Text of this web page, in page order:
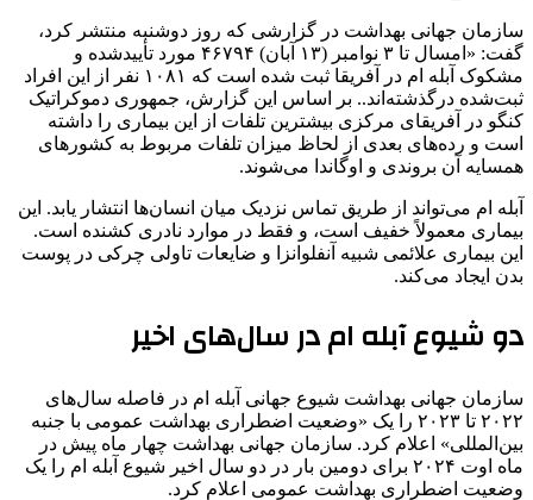
سازمان جهانی بهداشت در گزارشی که روز دوشنبه منتشر کرد،
گفت: «امسال تا ۳ نوامبر (۱۳ آبان) ۴۶۷۹۴ مورد تأییدشده و
مشکوک آبله ام در آفریقا ثبت شده است که ۱۰۸۱ نفر از این افراد
ثبت‌شده درگذشته‌اند.. بر اساس این گزارش، جمهوری دموکراتیک
کنگو در آفریقای مرکزی بیشترین تلفات از این بیماری را داشته
است و رده‌های بعدی از لحاظ میزان تلفات مربوط به کشورهای
همسایه آن بروندی و اوگاندا می‌شوند.
آبله ام می‌تواند از طریق تماس نزدیک میان انسان‌ها انتشار یابد. این
بیماری معمولاً خفیف است، و فقط در موارد نادری کشنده است.
این بیماری علائمی شبیه آنفلوانزا و ضایعات تاولی چرکی در پوست
بدن ایجاد می‌کند.
دو شیوع آبله ام در سال‌های اخیر
سازمان جهانی بهداشت شیوع جهانی آبله ام در فاصله سال‌های
۲۰۲۲ تا ۲۰۲۳ را یک «وضعیت اضطراری بهداشت عمومی با جنبه
بین‌المللی»‌ اعلام کرد. سازمان جهانی بهداشت چهار ماه پیش در
ماه اوت ۲۰۲۴ برای دومین بار در دو سال اخیر شیوع آبله ام را یک
وضعیت اضطراری بهداشت عمومی اعلام کرد.